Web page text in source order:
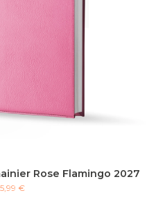
Rose Flamingo 2027
€